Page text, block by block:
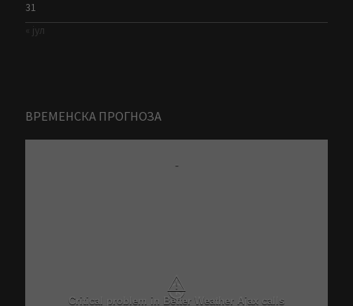
31
« јул
ВРЕМЕНСКА ПРОГНОЗА
-
⚠
Critical problem in Better Weather Ajax calls